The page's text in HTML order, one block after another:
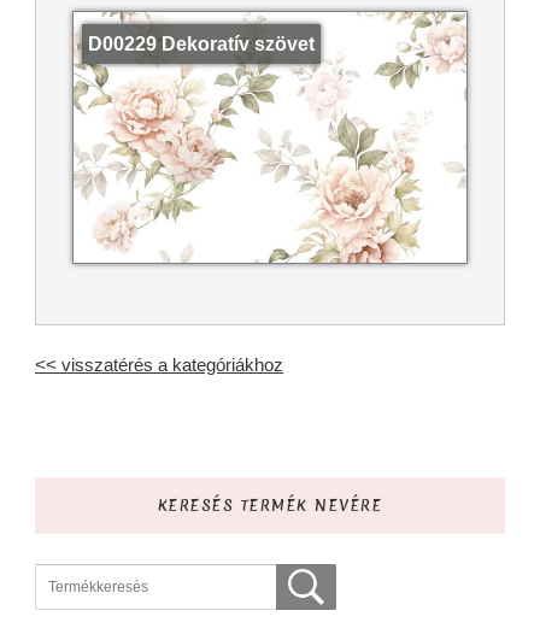
D00229 Dekoratív szövet
<< visszatérés a kategóriákhoz
KERESÉS TERMÉK NEVÉRE